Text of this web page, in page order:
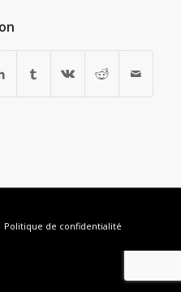
Politique de confidentialité